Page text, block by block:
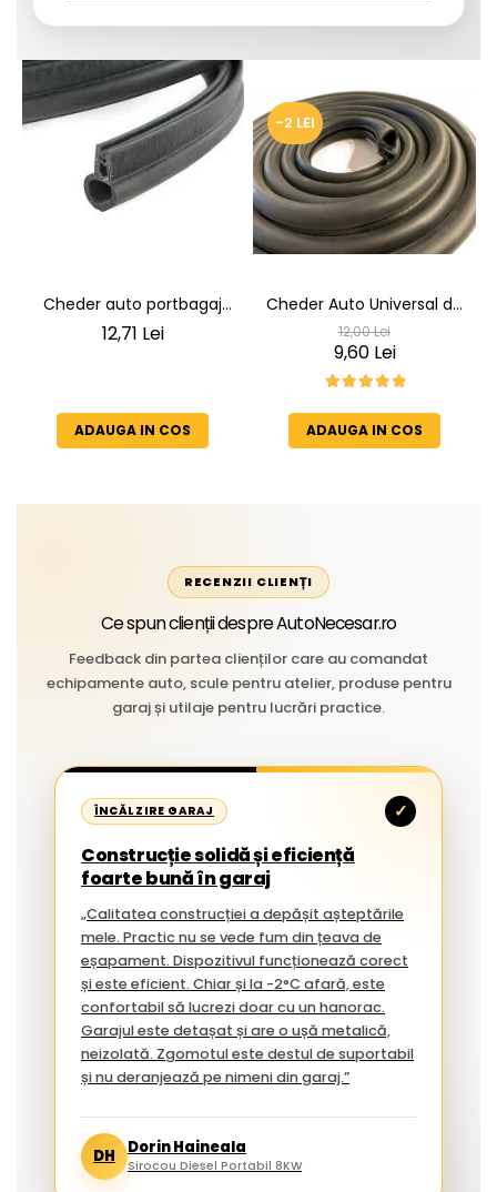
Cheder auto portbagaj
Cheder de Etanșare
Aplicații Vânzare la Metru
Liniar
12,71 Lei
ADAUGA IN COS
-2 LEI
Cheder Auto Universal de
Etanșare Uși rezistent la
intemperii, raze UV,
îmbătrânire și temperaturi
12,00 Lei
9,60 Lei
ADAUGA IN COS
RECENZII CLIENȚI
Ce spun clienții despre AutoNecesar.ro
Feedback din partea clienților care au comandat
echipamente auto, scule pentru atelier, produse pentru
garaj și utilaje pentru lucrări practice.
ÎNCĂLZIRE GARAJ ✓
Construcție solidă și eficiență
foarte bună în garaj
„Calitatea construcției a depășit așteptările
mele. Practic nu se vede fum din țeava de
eșapament. Dispozitivul funcționează corect
și este eficient. Chiar și la -2°C afară, este
confortabil să lucrezi doar cu un hanorac.
Garajul este detașat și are o ușă metalică,
neizolată. Zgomotul este destul de suportabil
și nu deranjează pe nimeni din garaj.”
DH Dorin Haineala
Sirocou Diesel Portabil 8KW